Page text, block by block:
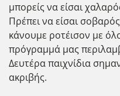
μπορείς να είσαι
Πρέπει να είσαι
κάνουμε ροτέισον με
πρόγραμμά μας
Δευτέρα παιχνίδια
ακριβής.